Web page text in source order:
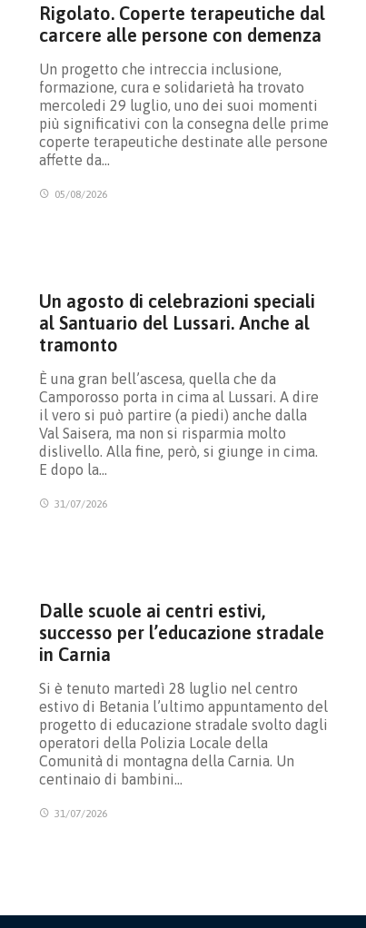
Rigolato. Coperte terapeutiche dal
carcere alle persone con demenza
Un progetto che intreccia inclusione,
formazione, cura e solidarietà ha trovato
mercoledi 29 luglio, uno dei suoi momenti
più significativi con la consegna delle prime
coperte terapeutiche destinate alle persone
affette da…
05/08/2026
Un agosto di celebrazioni speciali
al Santuario del Lussari. Anche al
tramonto
È una gran bell’ascesa, quella che da
Camporosso porta in cima al Lussari. A dire
il vero si può partire (a piedi) anche dalla
Val Saisera, ma non si risparmia molto
dislivello. Alla fine, però, si giunge in cima.
E dopo la…
31/07/2026
Dalle scuole ai centri estivi,
successo per l’educazione stradale
in Carnia
Si è tenuto martedì 28 luglio nel centro
estivo di Betania l’ultimo appuntamento del
progetto di educazione stradale svolto dagli
operatori della Polizia Locale della
Comunità di montagna della Carnia. Un
centinaio di bambini…
31/07/2026